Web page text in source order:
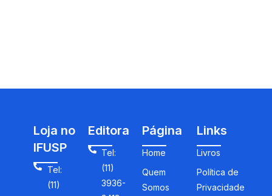
Loja no
IFUSP
Tel:
(11)
Editora
Tel:
(11)
3936-
Página
Home
Quem
Somos
Links
Livros
Política de
Privacidade